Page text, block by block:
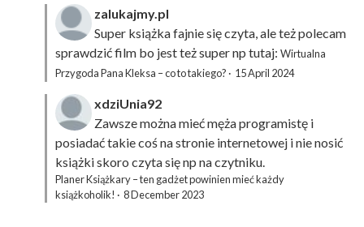
zalukajmy.pl
Super książka fajnie się czyta, ale też polecam
sprawdzić film bo jest też super np tutaj: Wirtualna
Przygoda Pana Kleksa – co to takiego? · 15 April 2024
xdziUnia92
Zawsze można mieć męża programistę i
posiadać takie coś na stronie internetowej i nie nosić
książki skoro czyta się np na czytniku.
Planer Książkary – ten gadżet powinien mieć każdy
książkoholik! · 8 December 2023